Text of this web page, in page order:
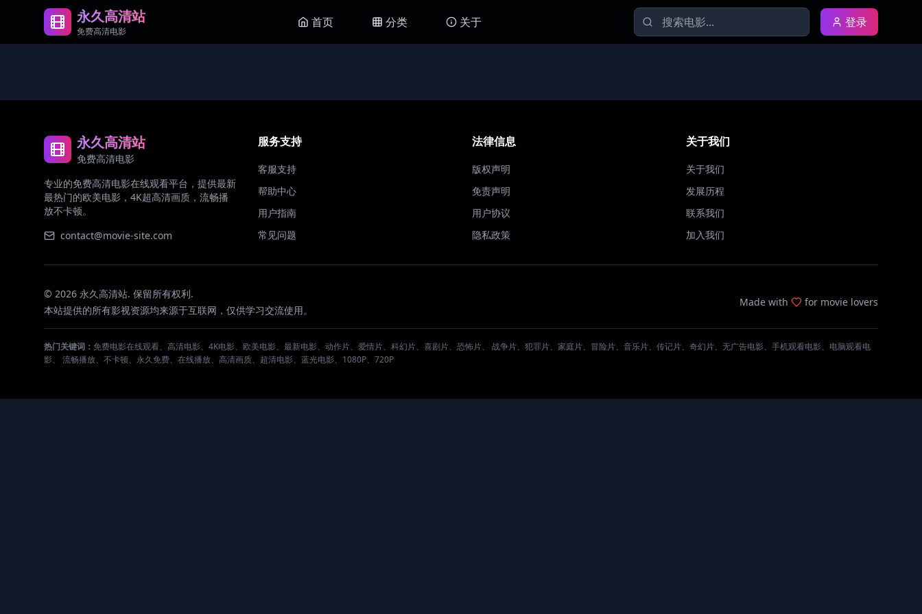
永久高清站
免费高清电影
首页 分类 关于 登录
永久高清站
免费高清电影
专业的免费高清电影在线观看平台，提供最新
最热门的欧美电影，4K超高清画质，流畅播
放不卡顿。
contact@movie-site.com
服务支持
客服支持
帮助中心
用户指南
常见问题
法律信息
版权声明
免责声明
用户协议
隐私政策
关于我们
关于我们
发展历程
联系我们
加入我们
© 2026 永久高清站. 保留所有权利.
本站提供的所有影视资源均来源于互联网，仅供学习交流使用。
Made with for movie lovers
热门关键词： 免费电影在线观看、高清电影、4K电影、欧美电影、最新电影、动作片、爱情片、科幻片、喜剧片、恐怖片、 战争片、犯罪片、家庭片、冒险片、音乐片、传记片、奇幻片、无广告电影、手机观看电影、电脑观看电
影、 流畅播放、不卡顿、永久免费、在线播放、高清画质、超清电影、蓝光电影、1080P、720P